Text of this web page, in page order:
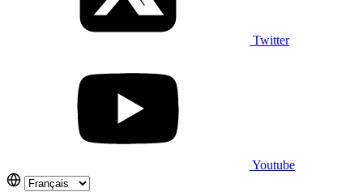
Twitter
Youtube